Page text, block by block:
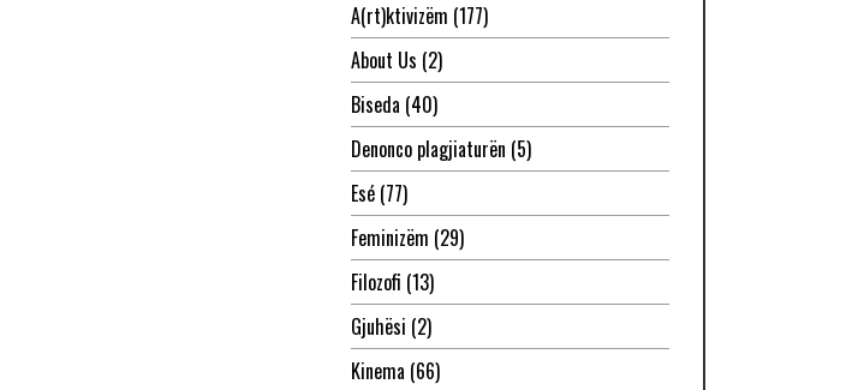
A(rt)ktivizëm (177)
About Us (2)
Biseda (40)
Denonco plagjiaturën (5)
Esé(77)
Feminizëm (29)
Filozofi (13)
Gjuhësi (2)
Kinema (66)